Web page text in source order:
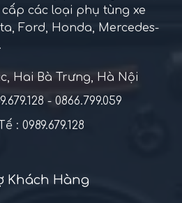
các loại phụ tùng xe
Ford, Honda, Mercedes-
Hai Bà Trưng, Hà Nội
- 0866.799.059
: 0989.679.128
Khách Hàng